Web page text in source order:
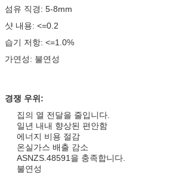
섬유 직경: 5-8mm
샷 내용: <=0.2
습기 저항: <=1.0%
가연성: 불연성
경쟁 우위:
집의 열 전달을 줄입니다.
일년 내내 향상된 편안함
에너지 비용 절감
온실가스 배출 감소
ASNZS.48591을 충족합니다.
불연성